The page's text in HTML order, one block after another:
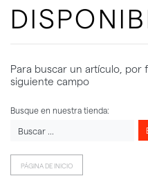
Para buscar un artículo, por
siguiente campo
Busque en nuestra tienda:
PÁGINA DE INICIO